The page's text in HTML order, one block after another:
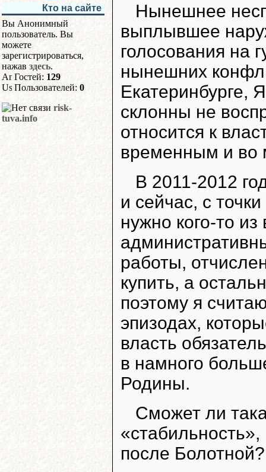
Кто на сайте
Вы Анонимный
пользователь. Вы
можете
зарегистрироваться,
нажав здесь.
Гостей: 129
Пользователей: 0
risk-
tuva.info
Нынешнее
выплывшее
голосования на
нынешних
Екатеринбурге,
склонны не
относится к
временным и во
В 2011-2012
и сейчас, с
нужно кого-то
работы,
купить, а
поэтому я
эпизодах,
власть
в намного
Родины.
Сможет ли
после Болотной?